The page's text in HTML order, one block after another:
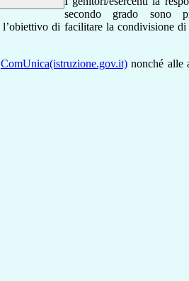
secondo
grado sono
l’obiettivo di facilitare la condivisione di
ComUnica(istruzione.gov.it) nonché alle